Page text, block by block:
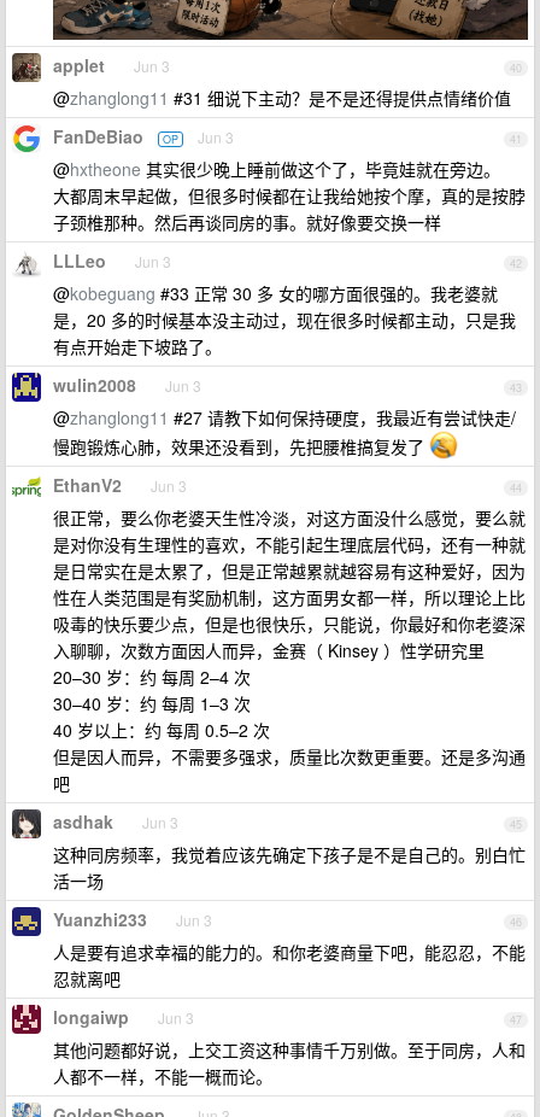
40
applet Jun 3
@zhanglong11 #31 细说下主动？是不是还得提供点情绪价值
41
FanDeBiao OP Jun 3
@hxtheone 其实很少晚上睡前做这个了，毕竟娃就在旁边。
大都周末早起做，但很多时候都在让我给她按个摩，真的是按脖
子颈椎那种。然后再谈同房的事。就好像要交换一样
42
LLLeo Jun 3
@kobeguang #33 正常 30 多 女的哪方面很强的。我老婆就
是，20 多的时候基本没主动过，现在很多时候都主动，只是我
有点开始走下坡路了。
43
wulin2008 Jun 3
@zhanglong11 #27 请教下如何保持硬度，我最近有尝试快走/
慢跑锻炼心肺，效果还没看到，先把腰椎搞复发了
44
EthanV2 Jun 3
很正常，要么你老婆天生性冷淡，对这方面没什么感觉，要么就
是对你没有生理性的喜欢，不能引起生理底层代码，还有一种就
是日常实在是太累了，但是正常越累就越容易有这种爱好，因为
性在人类范围是有奖励机制，这方面男女都一样，所以理论上比
吸毒的快乐要少点，但是也很快乐，只能说，你最好和你老婆深
入聊聊，次数方面因人而异，金赛（ Kinsey ）性学研究里
20–30 岁：约 每周 2–4 次
30–40 岁：约 每周 1–3 次
40 岁以上：约 每周 0.5–2 次
但是因人而异，不需要多强求，质量比次数更重要。还是多沟通
吧
45
asdhak Jun 3
这种同房频率，我觉着应该先确定下孩子是不是自己的。别白忙
活一场
46
Yuanzhi233 Jun 3
人是要有追求幸福的能力的。和你老婆商量下吧，能忍忍，不能
忍就离吧
47
longaiwp Jun 3
其他问题都好说，上交工资这种事情千万别做。至于同房，人和
人都不一样，不能一概而论。